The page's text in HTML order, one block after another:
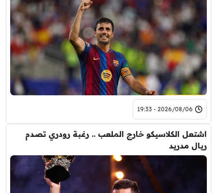
2026/08/06 - 19:33
اشتعل الكلاسيكو خارج الملعب .. رغبة رودري تصدم
ريال مدريد